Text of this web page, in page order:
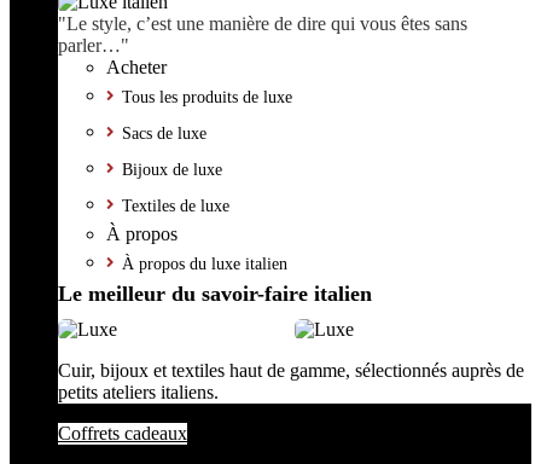
"Le style, c’est une manière de dire qui vous êtes sans
parler…"
Acheter
Tous les produits de luxe
Sacs de luxe
Bijoux de luxe
Textiles de luxe
À propos
À propos du luxe italien
Le meilleur du savoir-faire italien
Cuir, bijoux et textiles haut de gamme, sélectionnés auprès de
petits ateliers italiens.
Coffrets cadeaux